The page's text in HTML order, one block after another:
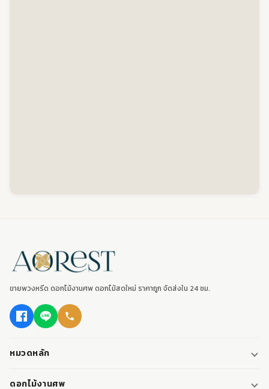
ขายพวงหรีด ดอกไม้งานศพ ดอกไม้สดใหม่ ราคาถูก จัดส่งใน 24 ชม.
หมวดหลัก
ดอกไม้งานศพ